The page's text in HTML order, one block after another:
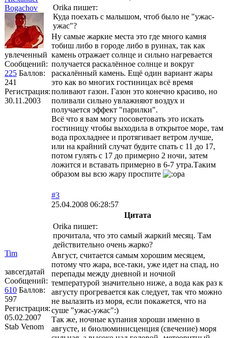
Bogachov
увлеченный
Сообщений:
225 Баллов:
241
Регистрация:
30.11.2003
Orika пишет:
Куда поехать с малышом, чтоб было не "ужас-
ужас"?
Ну самые жаркие места это где много камня
тобиш либо в городе либо в руинах, так как
камень отражает солнце и сильно нагревается
получается раскалённое солнце и вокруг
раскалённый камень. Ещё один вариант жары
это как во многих гостиницах всё время
поливают газон. Газон это конечно красиво, но
поливали сильно увлажняют воздух и
получается эффект "парилки".
Всё что я вам могу посоветовать это искать
гостиницу чтобы выходила в открытое море, там
вода прохладнее и протягивает ветром лучше,
или на крайний случат будите спать с 11 до 17,
потом гулять с 17 до примерно 2 ночи, затем
ложится и вставать примерно в 6-7 утра.Таким
образом вы всю жару проспите
Tim
завсегдатай
Сообщений:
610 Баллов:
597
Регистрация:
05.02.2007
Stab Venom
#3
25.04.2008 06:28:57
Цитата
Orika пишет:
прочитала, что это самый жаркий месяц. Там
действительно очень жарко?
Август, считается самым хорошим месяцем,
потому что жара, все-таки, уже идет на спад, но
перепады между дневной и ночной
температурой значительно ниже, а вода как раз к
августу прогревается как следует, так что можно
не вылазить из моря, если покажется, что на
суше "ужас-ужас":)
Так же, ночные купания хороши именно в
августе, и биолюминисценция (свечение) моря